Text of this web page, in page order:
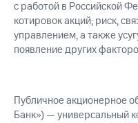
с работой в Российской
котировок акций; риск,
управлением, а также
появление других
Публичное акционерное
Банк») — универсальный